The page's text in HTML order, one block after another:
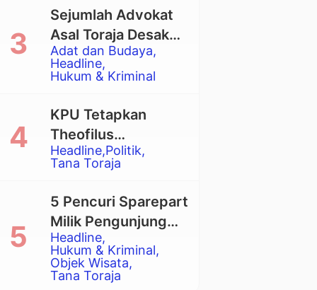
Adat dan Budaya
Headline
Hukum & Kriminal
Sejumlah Advokat
Asal Toraja Desak
Mahkamah Agung
Larang Penggunaan
Eksekusi Rumah
Adat Tongkonan
Headline Politik
Tana Toraja
KPU Tetapkan
Theofilus
Allorerung dan
Zadrak Tombe
sebagai Bupati dan
Wakil Bupati Tana
Toraja Terpilih
Headline
Hukum & Kriminal
Objek Wisata
Tana Toraja
5 Pencuri Sparepart
Milik Pengunjung
Objek Wisata
Pango-Pango
Ditangkap Polisi